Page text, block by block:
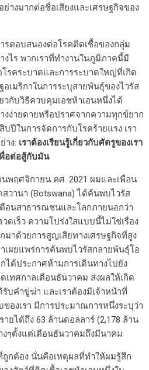
ย่างมากต่อชื่อเสียงและเศรษฐกิจของ
รตอบสนองต่อโรคติดเชื้อของกลุ่ม
ไร พวกเราที่ทำงานในภูมิภาคนี้มี
รคระบาดและการระบาดใหญ่ที่เกิด
เมริกาในการระบุสายพันธุ์ของไวรัส
วกับวิธีควบคุมเอชห้าเอนหนึ่งได้
งง่ายดายหรือปราศจากความทุกข์ยาก
ปีในการจัดการกับโรคร้ายแรง เรา
าง: เราต้องเรียนรู้เกี่ยวกับศัตรูของเรา
พื่อต่อสู้กับมัน
นพฤศจิกายน คศ. 2021 ผมและเพื่อน
วานา (Botswana) ได้ค้นพบไวรัส
อนสาธารณชนและโลกภายนอกว่า
ดเร็ว ความโปร่งใสแบบนี้ไม่ใช่เรื่อง
มาด้วยการสูญเสียทางเศรษฐกิจที่สูง
เผยแพร่การค้นพบไวรัสกลายพันธุ์โอ
ได้ประกาศห้ามการเดินทางไปยัง
ทศกาลเดือนธันวาคม ส่งผลให้เกิด
บคำขู่ฆ่า และเราต้องมีเจ้าหน้าที่
องเรา มีการประมาณการหนึ่งระบุว่า
ยได้ถึง 63 ล้านดอลลาร์ (2,178 ล้าน
งๆตั้งแต่เดือนธันวาคมถึงมีนาคม
ถูกต้อง นั่นคือเหตุผลที่ทำให้ผมรู้สึก